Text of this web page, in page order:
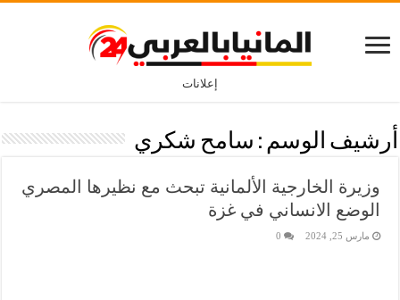
إعلانات
أرشيف الوسم : سامح شكري
وزيرة الخارجية الألمانية تبحث مع نظيرها المصري
الوضع الانساني في غزة
مارس 25, 2024 0